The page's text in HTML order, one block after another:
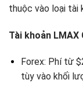
thuộc vào loại tài
Tài khoản LMAX
Forex: Phí từ
tùy vào khối